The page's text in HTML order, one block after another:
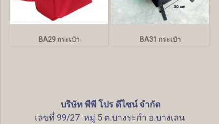
BA29 กระเป๋า BA31 กระเป๋า
บริษัท พีพี โปร ดีไซน์ จำกัด
เลขที่ 99/27 หมู่ 5 ต.บางระกำ อ.บางเลน